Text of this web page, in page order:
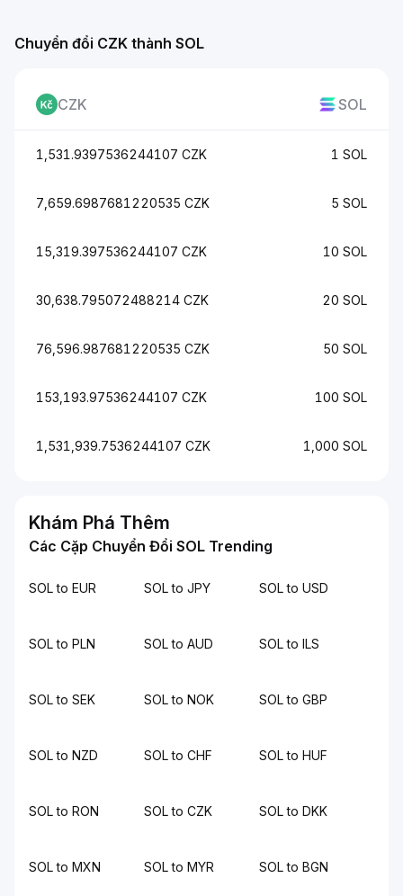
Chuyển đổi CZK thành SOL
CZK SOL
1,531.9397536244107 CZK 1 SOL
7,659.6987681220535 CZK 5 SOL
15,319.397536244107 CZK 10 SOL
30,638.795072488214 CZK 20 SOL
76,596.987681220535 CZK 50 SOL
153,193.97536244107 CZK 100 SOL
1,531,939.7536244107 CZK 1,000 SOL
Khám Phá Thêm
Các Cặp Chuyển Đổi SOL Trending
SOL to EUR SOL to JPY SOL to USD
SOL to PLN SOL to AUD SOL to ILS
SOL to SEK SOL to NOK SOL to GBP
SOL to NZD SOL to CHF SOL to HUF
SOL to RON SOL to CZK SOL to DKK
SOL to MXN SOL to MYR SOL to BGN